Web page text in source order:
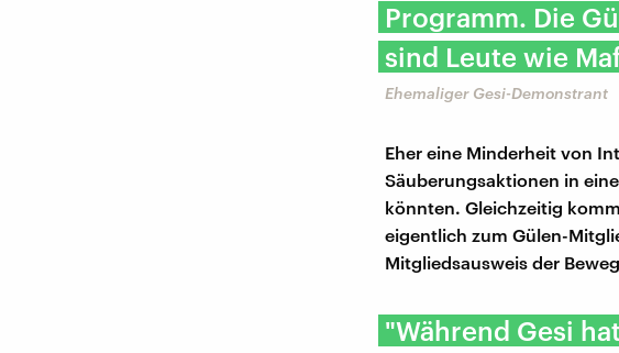
Programm. Die
sind Leute wie
Ehemaliger Gesi-Demonstrant
Eher eine Minderheit von
Säuberungsaktionen in
könnten. Gleichzeitig
eigentlich zum Gülen-
Mitgliedsausweis der
"Während Gesi